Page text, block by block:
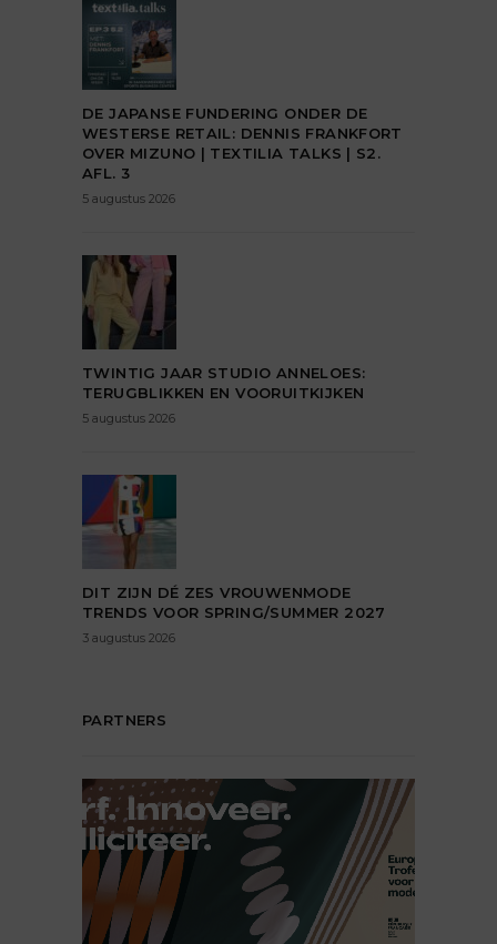
DE JAPANSE FUNDERING ONDER DE
WESTERSE RETAIL: DENNIS FRANKFORT
OVER MIZUNO | TEXTILIA TALKS | S2.
AFL. 3
5 augustus 2026
TWINTIG JAAR STUDIO ANNELOES:
TERUGBLIKKEN EN VOORUITKIJKEN
5 augustus 2026
DIT ZIJN DÉ ZES VROUWENMODE
TRENDS VOOR SPRING/SUMMER 2027
3 augustus 2026
PARTNERS